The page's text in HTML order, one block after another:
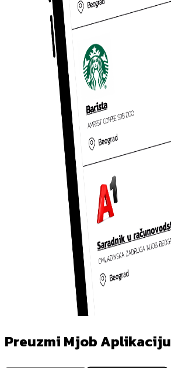
Preuzmi Mjob Aplikaciju